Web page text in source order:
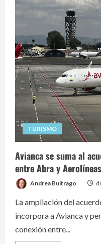
TURISMO
Avianca se suma al
entre Abra y
Andrea Buitrago
La ampliación del
incorpora a Avianca y
conexión entre...